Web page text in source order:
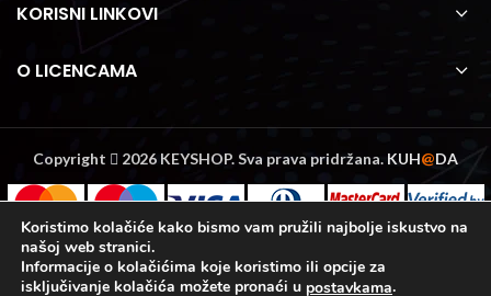
KORISNI LINKOVI
O LICENCAMA
Copyright 2026 KEYSHOP. Sva prava pridržana. KUH@DA
Koristimo kolačiće kako bismo vam pružili najbolje iskustvo na
našoj web stranici.
Informacije o kolačićima koje koristimo ili opcije za
isključivanje kolačića možete pronaći u postavkama.